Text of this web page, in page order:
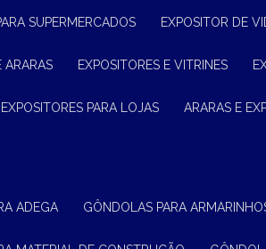
SUPERMERCADOS EXPOSITOR DE
ARARAS EXPOSITORES E VITRINES
EXPOSITORES PARA LOJAS ARARAS E
ADEGA GÔNDOLAS PARA